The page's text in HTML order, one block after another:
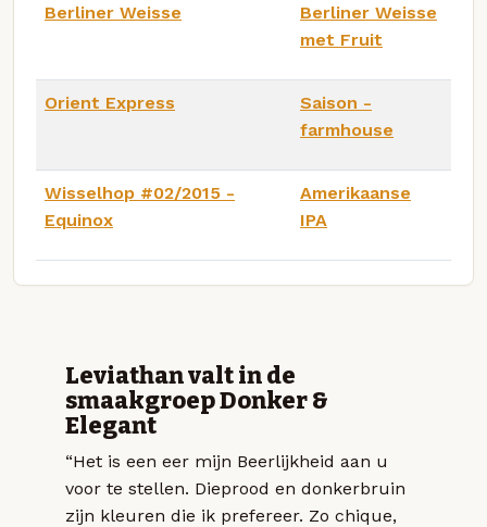
Berliner Weisse
Berliner Weisse
met Fruit
Orient Express
Saison -
farmhouse
Wisselhop #02/2015 -
Equinox
Amerikaanse
IPA
Leviathan valt in de
smaakgroep Donker &
Elegant
“Het is een eer mijn Beerlijkheid aan u
voor te stellen. Dieprood en donkerbruin
zijn kleuren die ik prefereer. Zo chique,